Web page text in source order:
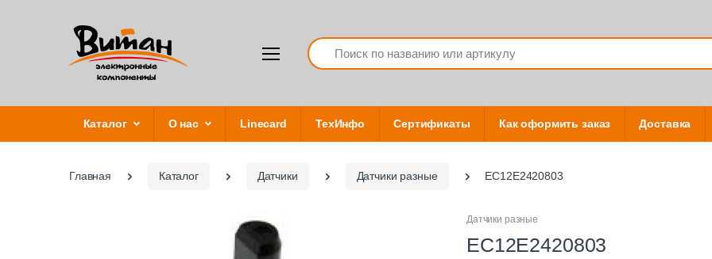
Search
Каталог О нас Linecard ТехИнфо Сертификаты Как оформить заказ Доставка
Главная Каталог Датчики Датчики разные EC12E2420803
Датчики разные
EC12E2420803